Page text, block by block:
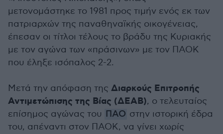
μετονομάστηκε το 1981 προς τιμήν ενός εκ των
πατριαρχών της παναθηναϊκής οικογένειας,
έπεσαν οι τίτλοι τέλους το βράδυ της Κυριακής
με τον αγώνα των «πράσινων» με τον ΠΑΟΚ
που έληξε ισόπαλος 2-2.
Μετά την απόφαση της Διαρκούς Επιτροπής
Αντιμετώπισης της Βίας (ΔΕΑΒ), ο τελευταίος
επίσημος αγώνας του ΠΑΟ στην ιστορική έδρα
του, απέναντι στον ΠΑΟΚ, να γίνει χωρίς